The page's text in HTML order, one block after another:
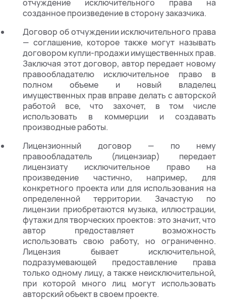
отчуждение исключительного права на
созданное произведение в сторону заказчика.
Договор об отчуждении исключительного права
— соглашение, которое также могут называть
договором купли-продажи имущественных прав.
Заключая этот договор, автор передает новому
правообладателю исключительное право в
полном объеме и новый владелец
имущественных прав вправе делать с авторской
работой все, что захочет, в том числе
использовать в коммерции и создавать
производные работы.
Лицензионный договор — по нему
правообладатель (лицензиар) передает
лицензиату исключительное право на
произведение частично, например, для
конкретного проекта или для использования на
определенной территории. Зачастую по
лицензии приобретаются музыка, иллюстрации,
футажи для творческих проектов: это значит, что
автор предоставляет возможность
использовать свою работу, но ограниченно.
Лицензия бывает исключительной,
подразумевающей предоставление права
только одному лицу, а также неисключительной,
при которой много лиц могут использовать
авторский объект в своем проекте.